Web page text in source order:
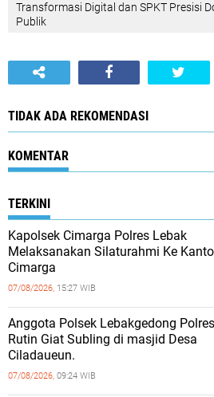
‎Transformasi Digital dan SPKT Presisi
Publik
TIDAK ADA REKOMENDASI
KOMENTAR
TERKINI
Kapolsek Cimarga Polres Lebak
Melaksanakan Silaturahmi Ke
Cimarga
07/08/2026, 15:27 WIB
Anggota Polsek Lebakgedong
Rutin Giat Subling di masjid Desa
Ciladaueun.
07/08/2026, 09:24 WIB